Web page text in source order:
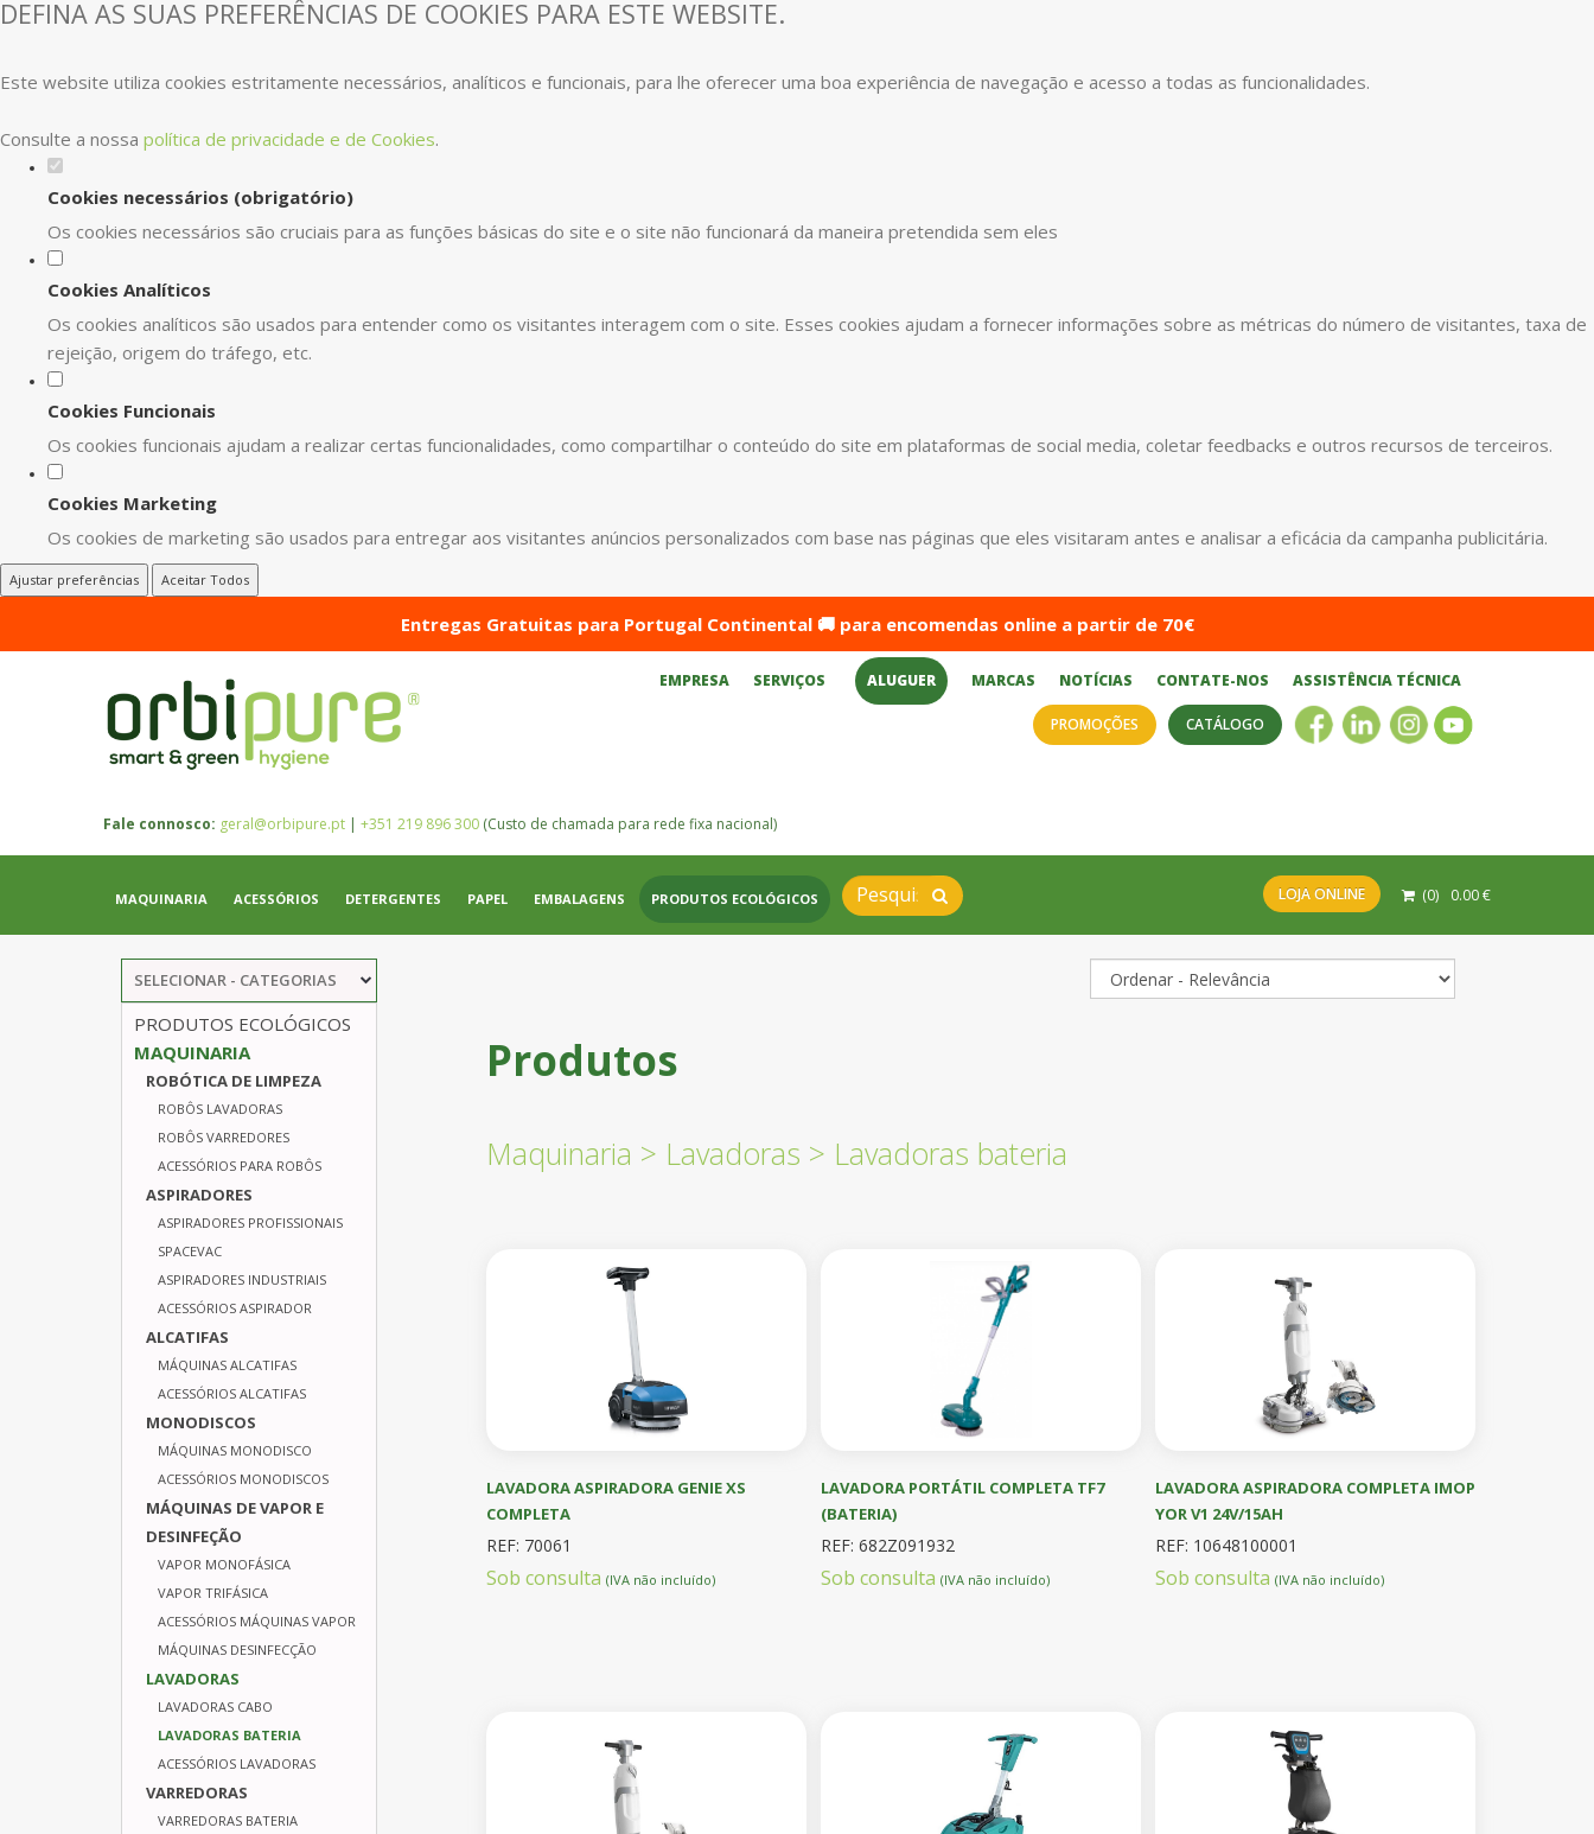
DEFINA AS SUAS PREFERÊNCIAS DE COOKIES PARA ESTE WEBSITE.
Este website utiliza cookies estritamente necessários, analíticos e funcionais, para lhe oferecer uma boa experiência de navegação e acesso a todas as funcionalidades.
Consulte a nossa política de privacidade e de Cookies.
Cookies necessários (obrigatório)
Os cookies necessários são cruciais para as funções básicas do site e o site não funcionará da maneira pretendida sem eles
Cookies Analíticos
Os cookies analíticos são usados para entender como os visitantes interagem com o site. Esses cookies ajudam a fornecer informações sobre as métricas do número de visitantes, taxa de
rejeição, origem do tráfego, etc.
Cookies Funcionais
Os cookies funcionais ajudam a realizar certas funcionalidades, como compartilhar o conteúdo do site em plataformas de social media, coletar feedbacks e outros recursos de terceiros.
Cookies Marketing
Os cookies de marketing são usados para entregar aos visitantes anúncios personalizados com base nas páginas que eles visitaram antes e analisar a eficácia da campanha publicitária.
Ajustar preferências Aceitar Todos
Entregas Gratuitas para Portugal Continental 🚚 para encomendas online a partir de 70€
EMPRESA SERVIÇOS ALUGUER MARCAS NOTÍCIAS CONTATE-NOS ASSISTÊNCIA TÉCNICA
CATÁLOGO
PROMOÇÕES
Fale connosco: geral@orbipure.pt | +351 219 896 300 (Custo de chamada para rede fixa nacional)
MAQUINARIA ACESSÓRIOS DETERGENTES PAPEL EMBALAGENS PRODUTOS ECOLÓGICOS LOJA ONLINE (0) 0.00€
SELECIONAR - CATEGORIAS
PRODUTOS ECOLÓGICOS
MAQUINARIA
ROBÓTICA DE LIMPEZA
ROBÔS LAVADORAS
ROBÔS VARREDORES
ACESSÓRIOS PARA ROBÔS
ASPIRADORES
ASPIRADORES PROFISSIONAIS
SPACEVAC
ASPIRADORES INDUSTRIAIS
ACESSÓRIOS ASPIRADOR
ALCATIFAS
MÁQUINAS ALCATIFAS
ACESSÓRIOS ALCATIFAS
MONODISCOS
MÁQUINAS MONODISCO
ACESSÓRIOS MONODISCOS
MÁQUINAS DE VAPOR E
DESINFEÇÃO
VAPOR MONOFÁSICA
VAPOR TRIFÁSICA
ACESSÓRIOS MÁQUINAS VAPOR
MÁQUINAS DESINFECÇÃO
LAVADORAS
LAVADORAS CABO
LAVADORAS BATERIA
ACESSÓRIOS LAVADORAS
VARREDORAS
VARREDORAS BATERIA
Produtos
Maquinaria > Lavadoras > Lavadoras bateria
LAVADORA ASPIRADORA GENIE XS
COMPLETA
REF: 70061
Sob consulta (IVA não incluído)
LAVADORA PORTÁTIL COMPLETA TF7
(BATERIA)
REF: 682Z091932
Sob consulta (IVA não incluído)
LAVADORA ASPIRADORA COMPLETA IMOP
YOR V1 24V/15AH
REF: 10648100001
Sob consulta(IVA não incluído)